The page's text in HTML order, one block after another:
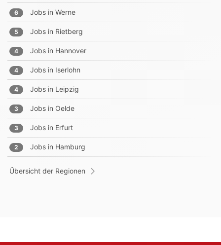
6 Jobs in Werne
5 Jobs in Rietberg
4 Jobs in Hannover
4 Jobs in Iserlohn
4 Jobs in Leipzig
3 Jobs in Oelde
3 Jobs in Erfurt
2 Jobs in Hamburg
Übersicht der Regionen